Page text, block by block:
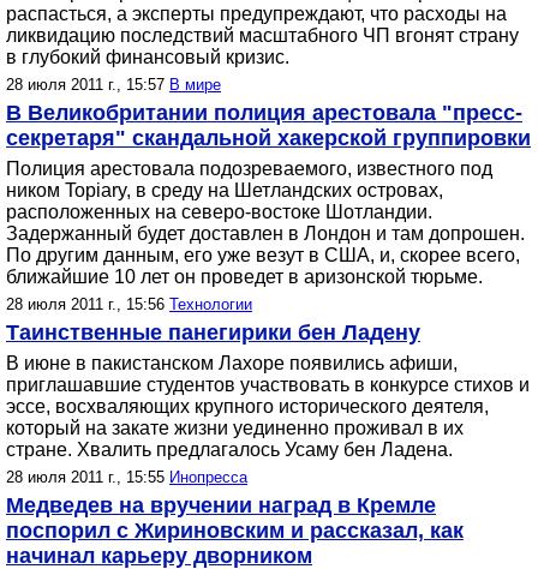
распасться, а эксперты предупреждают, что расходы на
ликвидацию последствий масштабного ЧП вгонят страну
в глубокий финансовый кризис.
28 июля 2011 г., 15:57 В мире
В Великобритании полиция арестовала "пресс-
секретаря" скандальной хакерской группировки
Полиция арестовала подозреваемого, известного под
ником Topiary, в среду на Шетландских островах,
расположенных на северо-востоке Шотландии.
Задержанный будет доставлен в Лондон и там допрошен.
По другим данным, его уже везут в США, и, скорее всего,
ближайшие 10 лет он проведет в аризонской тюрьме.
28 июля 2011 г., 15:56 Технологии
Таинственные панегирики бен Ладену
В июне в пакистанском Лахоре появились афиши,
приглашавшие студентов участвовать в конкурсе стихов и
эссе, восхваляющих крупного исторического деятеля,
который на закате жизни уединенно проживал в их
стране. Хвалить предлагалось Усаму бен Ладена.
28 июля 2011 г., 15:55 Инопресса
Медведев на вручении наград в Кремле
поспорил с Жириновским и рассказал, как
начинал карьеру дворником